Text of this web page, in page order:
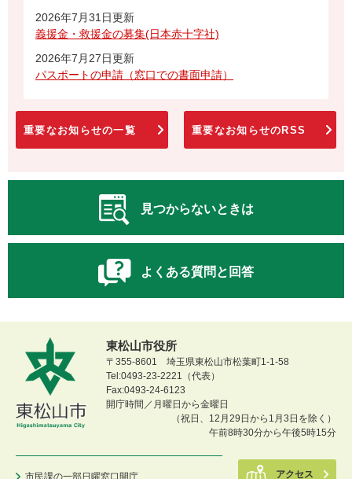
2026年7月31日更新
義援金・救援金の募集(日本赤十字社)
2026年7月27日更新
パスポートの申請（窓口での書面申請）
重要なお知らせの一覧 重要なお知らせのRSS
見つからないときは
よくある質問と回答
東松山市役所
〒355-8601 埼玉県東松山市松葉町1-1-58
Tel:0493-23-2221（代表）
Fax:0493-24-6123
開庁時間／月曜日から金曜日
（祝日、12月29日から1月3日を除く）
午前8時30分から午後5時15分
市民課の一部日曜窓口開庁 アクセス